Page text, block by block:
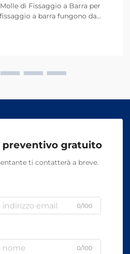
di Fissaggio a Barra per
a barra fungono da
di tutto il mondo.
i binari
sollecitazioni causate dal
preventivo gratuito
ti contatterà a breve.
0/100
0/100